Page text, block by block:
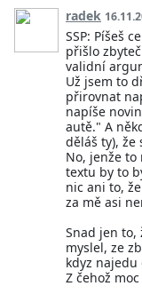
radek
SSP: Píšeš
přišlo
validní
Už jsem to
přirovnat
napíše
autě." A
děláš ty), že
No, jenže to
textu by to
nic ani to,
za mě asi
Snad jen to,
myslel, ze
kdyz najedu
Z čehož